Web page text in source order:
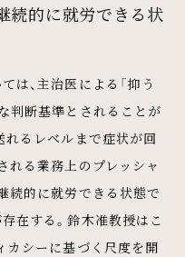
続的に就労できる状
は、主治医による「抑う
判断基準とされることが
れるレベルまで症状が回
れる業務上のプレッシャ
続的に就労できる状態で
在する。鈴木准教授はこ
カシーに基づく尺度を開